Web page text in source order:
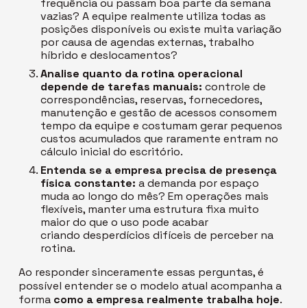
frequência ou passam boa parte da semana
vazias? A equipe realmente utiliza todas as
posições disponíveis ou existe muita variação
por causa de agendas externas, trabalho
híbrido e deslocamentos?
Analise quanto da rotina operacional
depende de tarefas manuais:controle de
correspondências, reservas, fornecedores,
manutenção e gestão de acessos consomem
tempo da equipe e costumam gerar pequenos
custos acumulados que raramente entram no
cálculo inicial do escritório.
Entenda se a empresa precisa de presença
física constante:a demanda por espaço
muda ao longo do mês? Em operações mais
flexíveis, manter uma estrutura fixa muito
maior do que o uso pode acabar
criando desperdícios difíceis de perceber na
rotina.
Ao responder sinceramente essas perguntas, é
possível entender se o modelo atual acompanha a
forma como a empresa realmente trabalha hoje.